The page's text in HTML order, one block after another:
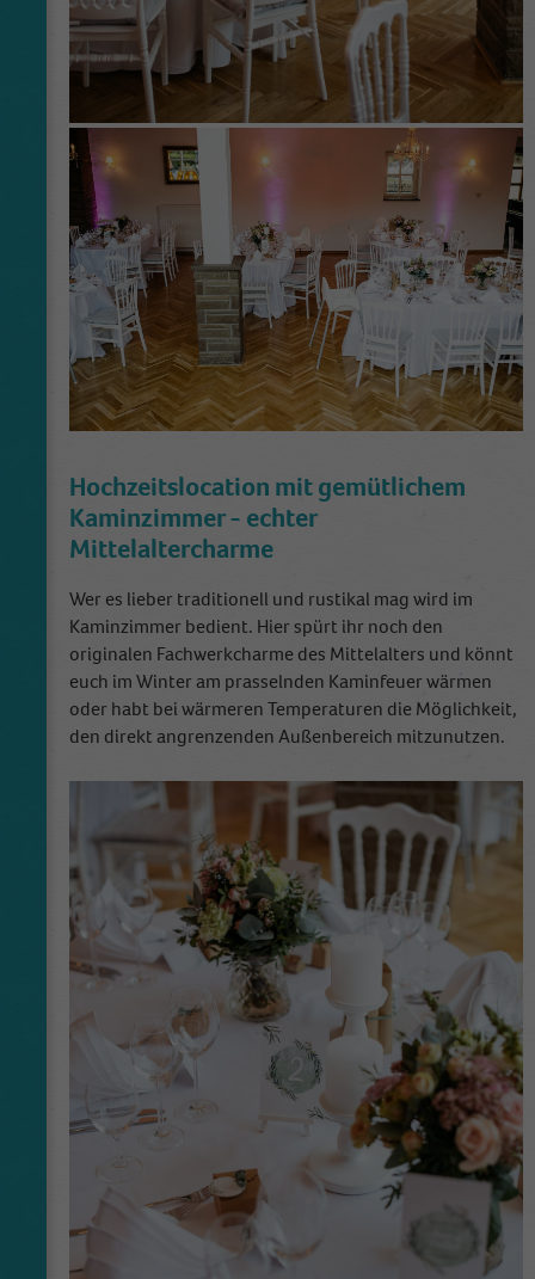
Hochzeitslocation mit gemütlichem
Kaminzimmer - echter
Mittelaltercharme
Wer es lieber traditionell und rustikal mag wird im
Kaminzimmer bedient. Hier spürt ihr noch den
originalen Fachwerkcharme des Mittelalters und könnt
euch im Winter am prasselnden Kaminfeuer wärmen
oder habt bei wärmeren Temperaturen die Möglichkeit,
den direkt angrenzenden Außenbereich mitzunutzen.